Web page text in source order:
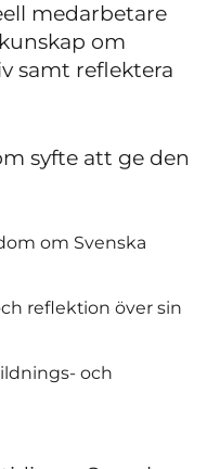
medarbetare
om
samt reflektera
syfte att ge den
om Svenska
reflektion över sin
och